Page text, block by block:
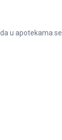
u apotekama